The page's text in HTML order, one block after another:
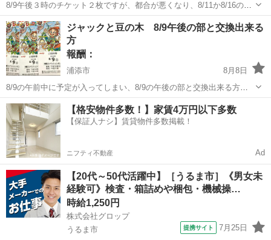
8/9午後３時のチケット２枚ですが、都合が悪くなり、8/11か8/16のチ
ケットに交換可能な方がいらっしゃいましたら、お願いします。 カテ
ゴリを誤って投稿したため、再度の投稿です。
沖縄 浦添市 古島駅 その他
ジャックと豆の木 8/9午後の部と交換出来る
方
報酬：
浦添市
8月8日
8/9の午前中に予定が入ってしまい、8/9の午後の部と交換出来る方い
ませんか？ 3枚あればベストですが、2枚でも大丈夫です。 宜しくお願
い致しますm(_ _)m
沖縄 浦添市 交換したい
【格安物件多数！】家賃4万円以下多数
【保証人ナシ】賃貸物件多数掲載！
ニフティ不動産 Ad
【20代～50代活躍中】［うるま市］《男女未
経験可》検査・箱詰めや梱包・機械操…
時給1,250円
株式会社グロップ
うるま市
提携サイト 7月25日